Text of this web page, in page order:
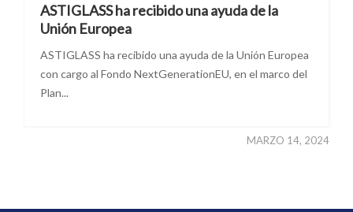
ASTIGLASS ha recibido una ayuda de la
Unión Europea
ASTIGLASS ha recibido una ayuda de la Unión Europea
con cargo al Fondo NextGenerationEU, en el marco del
Plan...
MARZO 14, 2024